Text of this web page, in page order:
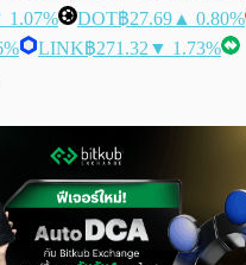
1.07% DOT฿27.69 ▲ 0.80%
LINK฿271.32 ▼ 1.73%